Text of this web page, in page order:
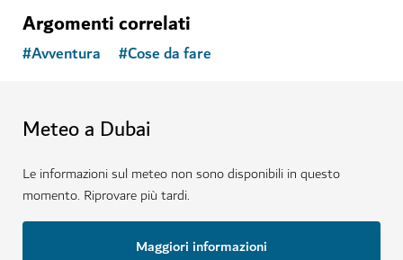
Argomenti correlati
#Avventura #Cose da fare
Meteo a Dubai
Le informazioni sul meteo non sono disponibili in questo
momento. Riprovare più tardi.
Maggiori informazioni